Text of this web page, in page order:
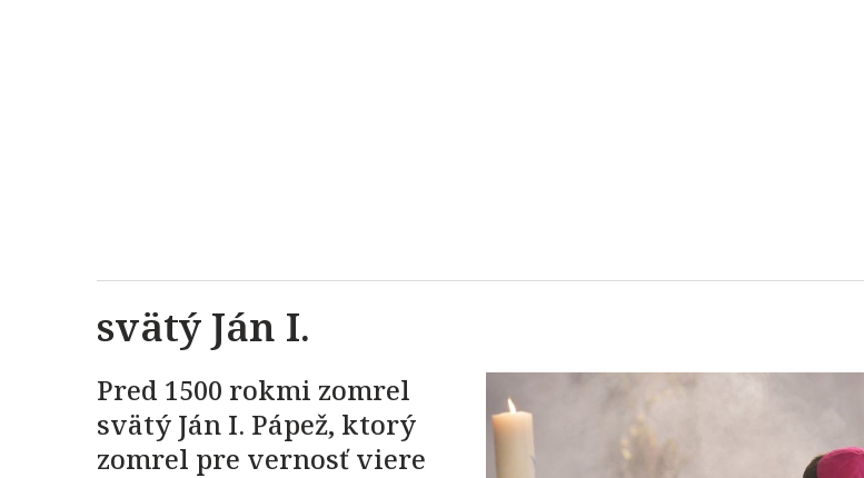
svätý Ján I.
Pred 1500 rokmi zomrel
svätý Ján I. Pápež, ktorý
zomrel pre vernosť viere